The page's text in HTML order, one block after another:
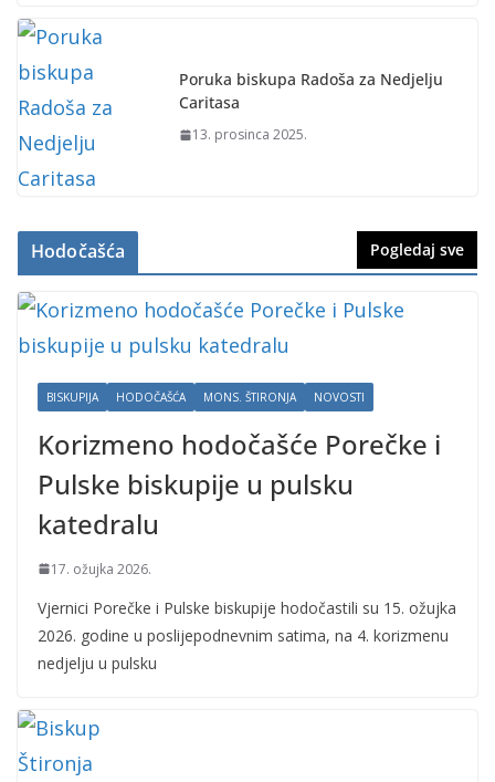
Poruka biskupa Radoša za Nedjelju
Caritasa
13. prosinca 2025.
Hodočašća Pogledaj sve
BISKUPIJA HODOČAŠĆA MONS. ŠTIRONJA NOVOSTI
Korizmeno hodočašće Porečke i
Pulske biskupije u pulsku
katedralu
17. ožujka 2026.
Vjernici Porečke i Pulske biskupije hodočastili su 15. ožujka
2026. godine u poslijepodnevnim satima, na 4. korizmenu
nedjelju u pulsku